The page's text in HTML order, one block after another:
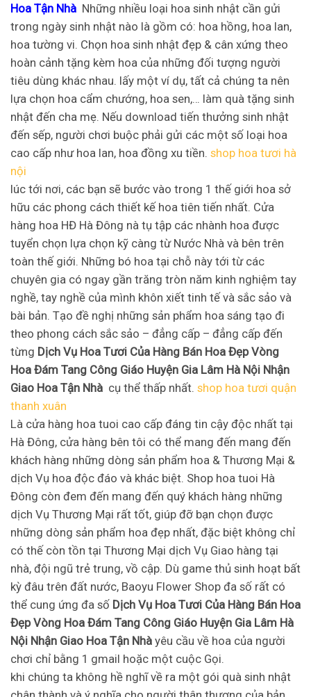
Hoa Tận Nhà Những nhiều loại hoa sinh nhật cần gửi
trong ngày sinh nhật nào là gồm có: hoa hồng, hoa lan,
hoa tường vi. Chọn hoa sinh nhật đẹp & cân xứng theo
hoàn cảnh tặng kèm hoa của những đối tượng người
tiêu dùng khác nhau. lấy một ví dụ, tất cả chúng ta nên
lựa chọn hoa cẩm chướng, hoa sen,… làm quà tặng sinh
nhật đến cha mẹ. Nếu download tiến thưởng sinh nhật
đến sếp, người chơi buộc phải gửi các một số loại hoa
cao cấp như hoa lan, hoa đồng xu tiền. shop hoa tươi hà
nội
lúc tới nơi, các bạn sẽ bước vào trong 1 thế giới hoa sở
hữu các phong cách thiết kế hoa tiên tiến nhất. Cửa
hàng hoa HĐ Hà Đông nà tụ tập các nhành hoa được
tuyển chọn lựa chọn kỹ càng từ Nước Nhà và bên trên
toàn thế giới. Những bó hoa tại chỗ này tới từ các
chuyên gia có ngay gần trăng tròn năm kinh nghiệm tay
nghề, tay nghề của mình khôn xiết tinh tế và sắc sảo và
bài bản. Tạo đề nghị những sản phẩm hoa sáng tạo đi
theo phong cách sắc sảo – đẳng cấp – đẳng cấp đến
từng Dịch Vụ Hoa Tươi Của Hàng Bán Hoa Đẹp Vòng
Hoa Đám Tang Công Giáo Huyện Gia Lâm Hà Nội Nhận
Giao Hoa Tận Nhà cụ thể thấp nhất. shop hoa tươi quận
thanh xuân
Là cửa hàng hoa tuoi cao cấp đáng tin cậy độc nhất tại
Hà Đông, cửa hàng bên tôi có thể mang đến mang đến
khách hàng những dòng sản phẩm hoa & Thương Mại &
dịch Vụ hoa độc đáo và khác biệt. Shop hoa tuoi Hà
Đông còn đem đến mang đến quý khách hàng những
dịch Vụ Thương Mại rất tốt, giúp đỡ bạn chọn được
những dòng sản phẩm hoa đẹp nhất, đặc biệt không chỉ
có thế còn tồn tại Thương Mại dịch Vụ Giao hàng tại
nhà, đội ngũ trẻ trung, vồ cập. Dù game thủ sinh hoạt bất
kỳ đâu trên đất nước, Baoyu Flower Shop đa số rất có
thể cung ứng đa số Dịch Vụ Hoa Tươi Của Hàng Bán Hoa
Đẹp Vòng Hoa Đám Tang Công Giáo Huyện Gia Lâm Hà
Nội Nhận Giao Hoa Tận Nhà yêu cầu về hoa của người
chơi chỉ bằng 1 gmail hoặc một cuộc Gọi.
khi chúng ta không hề nghĩ về ra một gói quà sinh nhật